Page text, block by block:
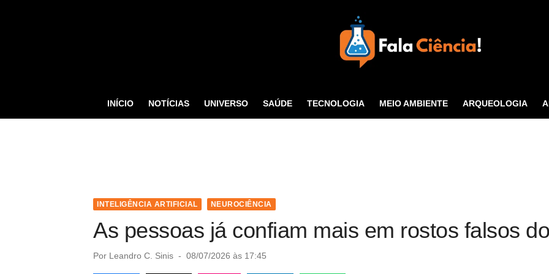
Tecnologia
INÍCIO NOTÍCIAS UNIVERSO SAÚDE TECNOLOGIA MEIO AMBIENTE ARQUEOLOGIA
INTELIGÊNCIA ARTIFICIAL NEUROCIÊNCIA
As pessoas já confiam mais em rostos falsos
Por Leandro C. Sinis
P
08/07/2026 às 17:45